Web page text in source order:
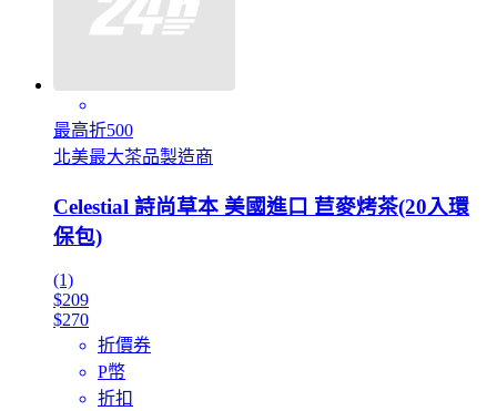
最高折500
北美最大茶品製造商
Celestial 詩尚草本 美國進口 苣麥烤茶(20入環
保包)
(1)
$209
$270
折價券
P幣
折扣